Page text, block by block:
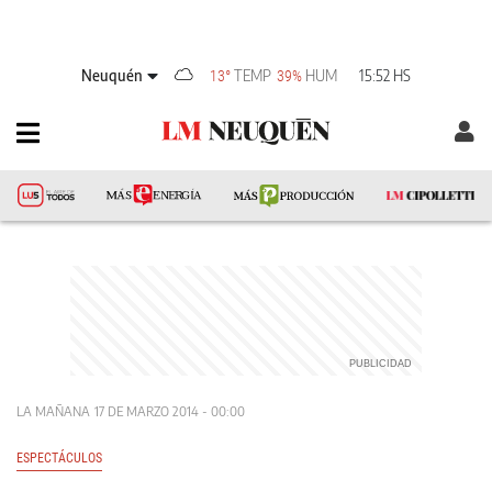
Neuquén 13° TEMP 39% HUM 15:52 HS
LA MAÑANA 17 DE MARZO 2014 - 00:00
ESPECTÁCULOS